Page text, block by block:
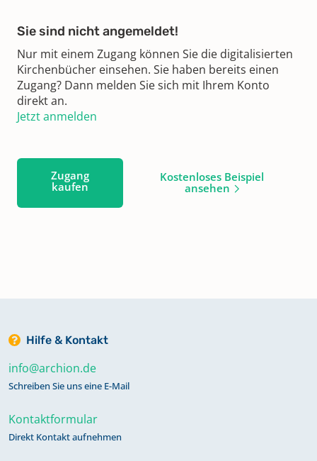
Sie sind nicht angemeldet!
Nur mit einem Zugang können Sie die digitalisierten
Kirchenbücher einsehen. Sie haben bereits einen
Zugang? Dann melden Sie sich mit Ihrem Konto
direkt an.
Jetzt anmelden
Zugang
kaufen
Kostenloses Beispiel
ansehen
Hilfe & Kontakt
info@archion.de
Schreiben Sie uns eine E-Mail
Kontaktformular
Direkt Kontakt aufnehmen